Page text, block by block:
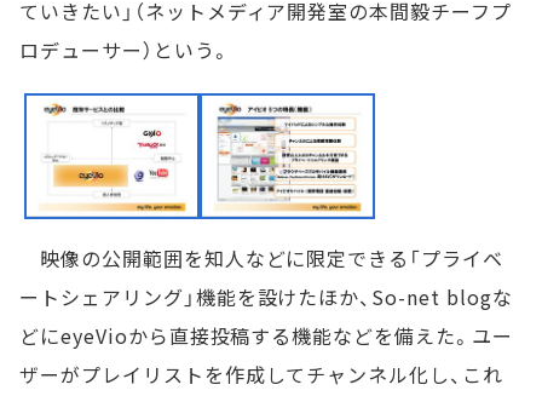
ていきたい」（ネットメディア開発室の本間毅チーフプ
ロデューサー）という。
映像の公開範囲を知人などに限定できる「プライベ
ートシェアリング」機能を設けたほか、So-net blogな
どにeyeVioから直接投稿する機能などを備えた。ユー
ザーがプレイリストを作成してチャンネル化し、これ